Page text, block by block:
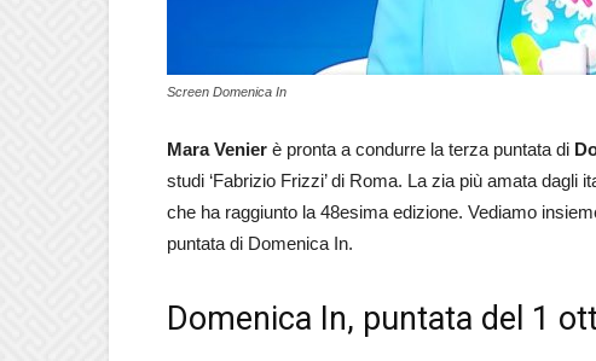
Screen Domenica In
Mara Venier è pronta a condurre la terza puntata di
studi ‘Fabrizio Frizzi’ di Roma. La zia più amata
che ha raggiunto la 48esima edizione. Vediamo
puntata di Domenica In.
Domenica In, puntata del 1